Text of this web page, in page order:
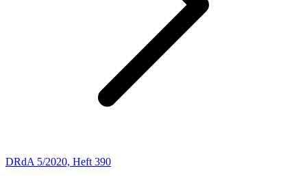
DRdA 5/2020, Heft 390